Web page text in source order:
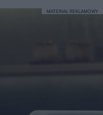
MATERIAŁ REKLAMOWY